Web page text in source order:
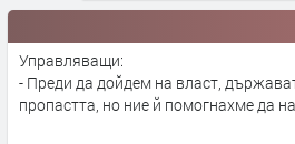
Управляващи:
- Преди да дойдем на власт,
пропастта, но ние й помогнахме да